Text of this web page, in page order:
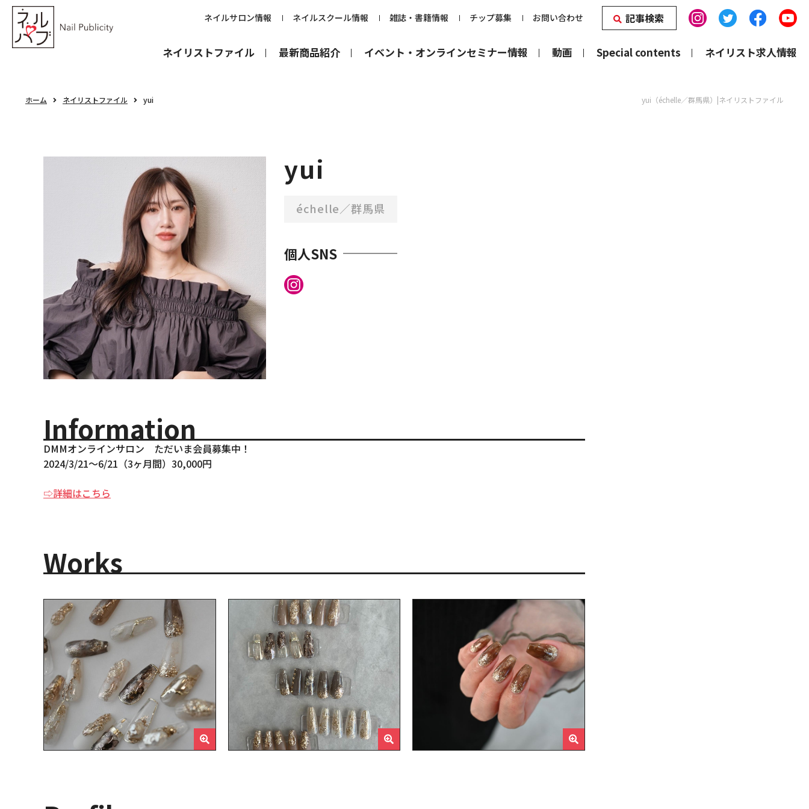
ネイルサロン情報 ネイルスクール情報 雑誌・書籍情報 チップ募集 お問い合わせ
ネイリストファイル 最新商品紹介 イベント・オンラインセミナー情報 動画 Special contents ネイリスト求人情報
記事検索
ホーム ネイリストファイル yui yui（échelle／群馬県）|ネイリストファイル
yui
échelle／群馬県
個⼈SNS
Information
DMMオンラインサロン ただいま会員募集中！
2024/3/21〜6/21（3ヶ月間）30,000円
⇨詳細はこちら
Works